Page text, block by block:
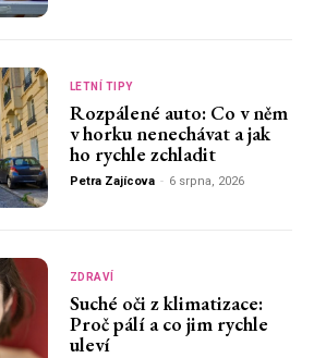
LETNÍ TIPY
Rozpálené auto: Co v něm
v horku nenechávat a jak
ho rychle zchladit
Petra Zajícova - 6 srpna, 2026
ZDRAVÍ
Suché oči z klimatizace:
Proč pálí a co jim rychle
uleví